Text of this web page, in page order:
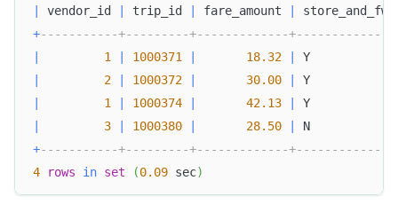
vendor_id trip_id fare_amount
+-----------+---------+-------------
1 1000371 18.32
2 1000372 30.00
1 1000374 42.13
3 1000380 28.50
+-----------+---------+-------------
4
rows in set (0.09 sec)